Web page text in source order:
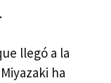
llegó a la
ha